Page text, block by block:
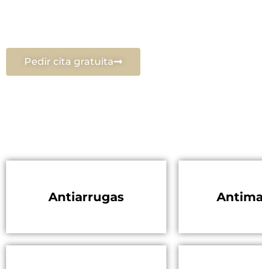
Pedir cita gratuita
Antiarrugas